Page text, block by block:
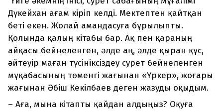
Дүкейхан ағам кіріп келді. Мектептен қайтқан
беті екен. Жолай амандасуға бұрылыпты.
Қолында қалың кітабы бар. Ақ пен қараның
айқасы бейнеленген, әлде аң, әлде қыран құс,
әйтеуір маған түсініксіздеу сурет бейнеленген
мұқабасының төменгі жағынан «Үркер», жоғары
жағынан Әбіш Кекілбаев деген жазуды оқыдым.
– Аға, мына кітапты қайдан алдыңыз? Оқуға